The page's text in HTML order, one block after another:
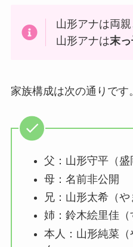
山形アナは両親
山形アナは末
家族構成は次の通りです。
父：山形守平（盛
母：名前非公開
兄：山形太希（
姉：鈴木絵里佳
本人：山形純菜（